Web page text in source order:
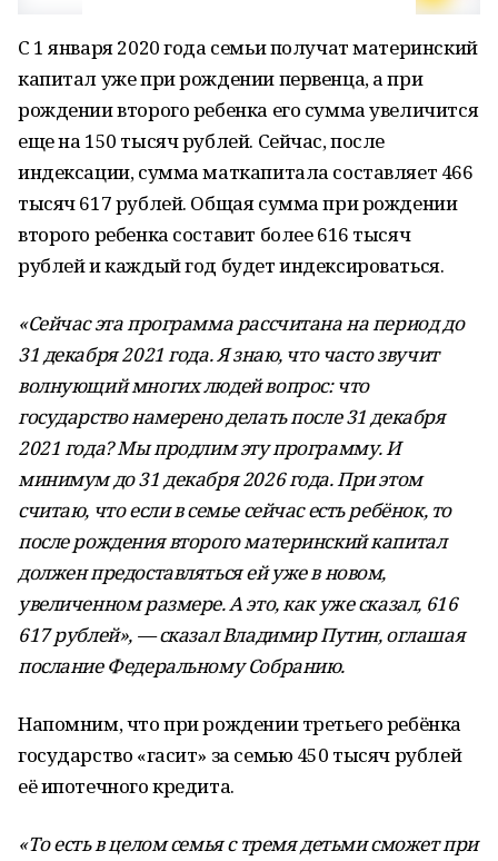
С 1 января 2020 года семьи получат материнский
капитал уже при рождении первенца, а при
рождении второго ребенка его сумма увеличится
еще на 150 тысяч рублей. Сейчас, после
индексации, сумма маткапитала составляет 466
тысяч 617 рублей. Общая сумма при рождении
второго ребенка составит более 616 тысяч
рублей и каждый год будет индексироваться.
«Сейчас эта программа рассчитана на период до
31 декабря 2021 года. Я знаю, что часто звучит
волнующий многих людей вопрос: что
государство намерено делать после 31 декабря
2021 года? Мы продлим эту программу. И
минимум до 31 декабря 2026 года. При этом
считаю, что если в семье сейчас есть ребёнок, то
после рождения второго материнский капитал
должен предоставляться ей уже в новом,
увеличенном размере. А это, как уже сказал, 616
617 рублей», — сказал Владимир Путин, оглашая
послание Федеральному Собранию.
Напомним, что при рождении третьего ребёнка
государство «гасит» за семью 450 тысяч рублей
её ипотечного кредита.
«То есть в целом семья с тремя детьми сможет при